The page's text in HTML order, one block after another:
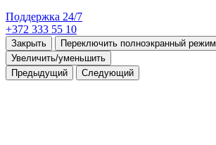
Поддержка 24/7
+372 333 55 10
Закрыть
Переключить полноэкранный режим
Увеличить/уменьшить
Предыдущий
Следующий